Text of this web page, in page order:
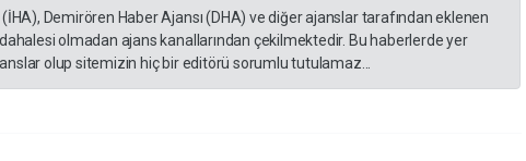
Demirören Haber Ajansı (DHA) ve diğer ajanslar tarafından eklenen
olmadan ajans kanallarından çekilmektedir. Bu haberlerde yer
olup sitemizin hiç bir editörü sorumlu tutulamaz...